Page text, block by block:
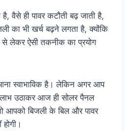
वैसे ही पावर कटौती बढ़ जाती है,
का भी खर्च बढ़ने लगता है, क्योंकि
से लेकर ऐसी तकनीक का प्रयोग
स्वाभाविक है। लेकिन अगर आप
उठाकर आज ही सोलर पैनल
आपको बिजली के बिल और पावर